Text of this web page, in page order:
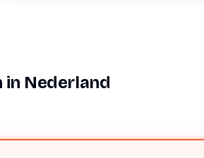
in Nederland